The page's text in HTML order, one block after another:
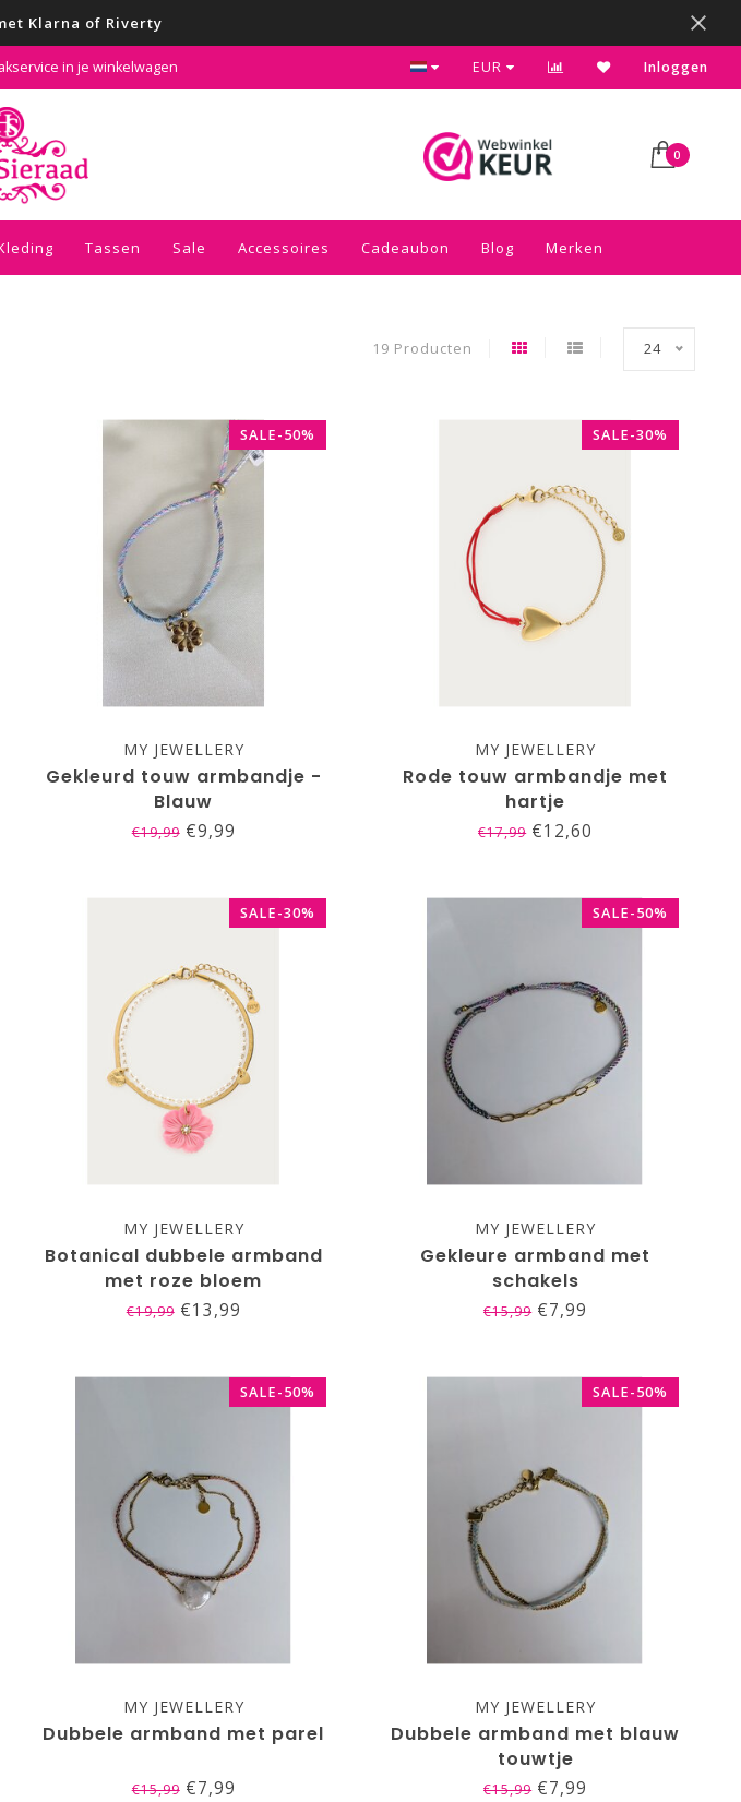
Klarna of Riverty
in je winkelwagen Bezoek onze gezellige winkel in Sliedrecht
EUR Inloggen
0
Tassen Sale Accessoires Cadeaubon Blog Merken
19 Producten 24
SALE-50%
MY JEWELLERY
Gekleurd touw armbandje -
Blauw
€19,99€9,99
SALE-30%
MY JEWELLERY
Rode touw armbandje met
hartje
€17,99€12,60
SALE-30%
MY JEWELLERY
Botanical dubbele armband
met roze bloem
€19,99€13,99
SALE-50%
MY JEWELLERY
Gekleure armband met
schakels
€15,99€7,99
SALE-50%
MY JEWELLERY
Dubbele armband met parel
€15,99€7,99
SALE-50%
MY JEWELLERY
Dubbele armband met blauw
touwtje
€15,99€7,99